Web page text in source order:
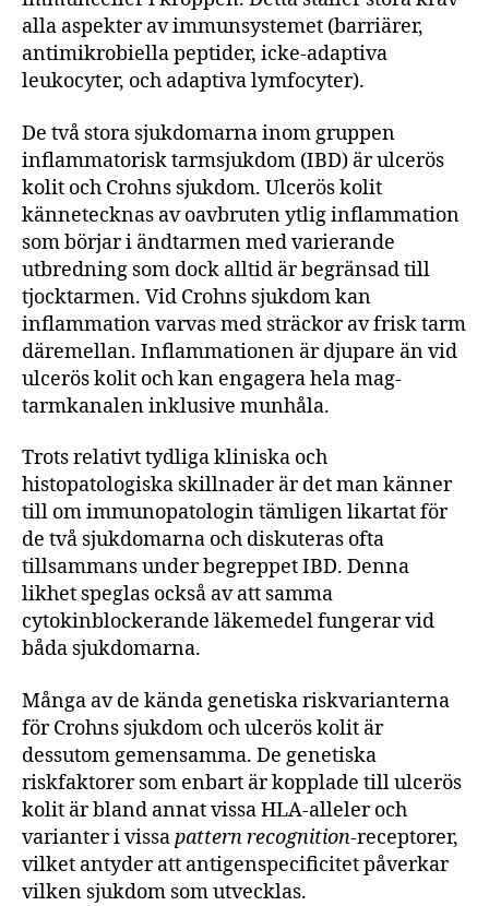
alla aspekter av immunsystemet (barriärer,
antimikrobiella peptider, icke-adaptiva
leukocyter, och adaptiva lymfocyter).
De två stora sjukdomarna inom gruppen
inflammatorisk tarmsjukdom (IBD) är ulcerös
kolit och Crohns sjukdom. Ulcerös kolit
kännetecknas av oavbruten ytlig inflammation
som börjar i ändtarmen med varierande
utbredning som dock alltid är begränsad till
tjocktarmen. Vid Crohns sjukdom kan
inflammation varvas med sträckor av frisk tarm
däremellan. Inflammationen är djupare än vid
ulcerös kolit och kan engagera hela mag-
tarmkanalen inklusive munhåla.
Trots relativt tydliga kliniska och
histopatologiska skillnader är det man känner
till om immunopatologin tämligen likartat för
de två sjukdomarna och diskuteras ofta
tillsammans under begreppet IBD. Denna
likhet speglas också av att samma
cytokinblockerande läkemedel fungerar vid
båda sjukdomarna.
Många av de kända genetiska riskvarianterna
för Crohns sjukdom och ulcerös kolit är
dessutom gemensamma. De genetiska
riskfaktorer som enbart är kopplade till ulcerös
kolit är bland annat vissa HLA-alleler och
varianter i vissapattern recognition-receptorer,
vilket antyder att antigenspecificitet påverkar
vilken sjukdom som utvecklas.